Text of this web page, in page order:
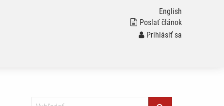
English
Poslať článok
Prihlásiť sa